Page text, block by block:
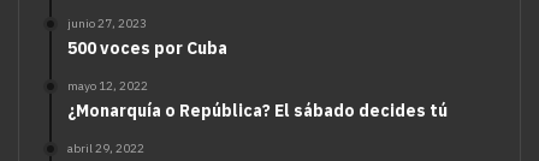
junio 27, 2023
500 voces por Cuba
mayo 12, 2022
¿Monarquía o República? El sábado decides tú
abril 29, 2022